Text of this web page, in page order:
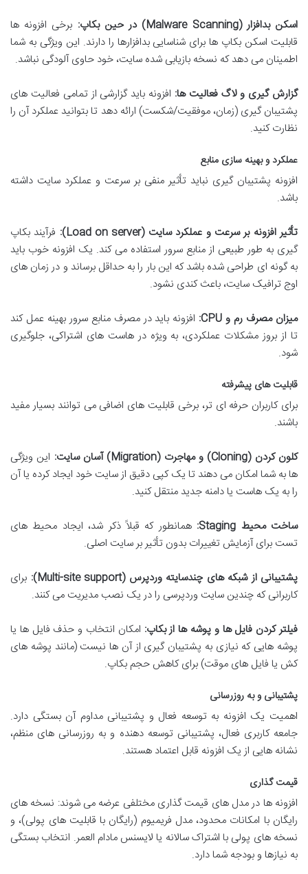
اسکن بدافزار (Malware Scanning) در حین بکاپ:
برخی افزونه ها
قابلیت اسکن بکاپ ها برای شناسایی بدافزارها را دارند. این ویژگی به شما
اطمینان می دهد که نسخه بازیابی شده سایت، خود حاوی آلودگی نباشد.
گزارش گیری و لاگ فعالیت ها: افزونه باید گزارشی از تمامی فعالیت های
پشتیبان گیری (زمان، موفقیت/شکست) ارائه دهد تا بتوانید عملکرد آن را
نظارت کنید.
عملکرد و بهینه سازی منابع
افزونه پشتیبان گیری نباید تأثیر منفی بر سرعت و عملکرد سایت داشته
باشد.
تأثیر افزونه بر سرعت و عملکرد سایت (Load on server):
فرآیند بکاپ
گیری به طور طبیعی از منابع سرور استفاده می کند. یک افزونه خوب باید
به گونه ای طراحی شده باشد که این بار را به حداقل برساند و در زمان های
اوج ترافیک سایت، باعث کندی نشود.
میزان مصرف رم و CPU:
افزونه باید در مصرف منابع سرور بهینه عمل کند
تا از بروز مشکلات عملکردی، به ویژه در هاست های اشتراکی، جلوگیری
شود.
قابلیت های پیشرفته
برای کاربران حرفه ای تر، برخی قابلیت های اضافی می توانند بسیار مفید
باشند.
کلون کردن (Cloning) و مهاجرت (Migration) آسان سایت:
این ویژگی
ها به شما امکان می دهند تا یک کپی دقیق از سایت خود ایجاد کرده یا آن
را به یک هاست یا دامنه جدید منتقل کنید.
ساخت محیط Staging:
همانطور که قبلاً ذکر شد، ایجاد محیط های
تست برای آزمایش تغییرات بدون تأثیر بر سایت اصلی.
پشتیبانی از شبکه های چندسایته وردپرس (Multi-site support):
برای
کاربرانی که چندین سایت وردپرسی را در یک نصب مدیریت می کنند.
فیلتر کردن فایل ها و پوشه ها از بکاپ: امکان انتخاب و حذف فایل ها یا
پوشه هایی که نیازی به پشتیبان گیری از آن ها نیست (مانند پوشه های
کش یا فایل های موقت) برای کاهش حجم بکاپ.
پشتیبانی و به روزرسانی
اهمیت یک افزونه به توسعه فعال و پشتیبانی مداوم آن بستگی دارد.
جامعه کاربری فعال، پشتیبانی توسعه دهنده و به روزرسانی های منظم،
نشانه هایی از یک افزونه قابل اعتماد هستند.
قیمت گذاری
افزونه ها در مدل های قیمت گذاری مختلفی عرضه می شوند: نسخه های
رایگان با امکانات محدود، مدل فریمیوم (رایگان با قابلیت های پولی)، و
نسخه های پولی با اشتراک سالانه یا لایسنس مادام العمر. انتخاب بستگی
به نیازها و بودجه شما دارد.